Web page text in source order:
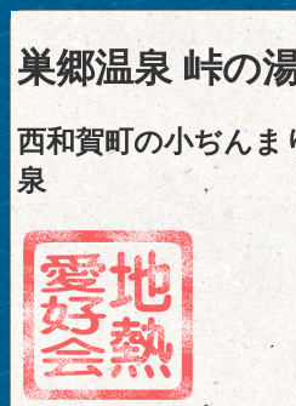
巣郷温泉 峠の
西和賀町の小ぢんま
泉